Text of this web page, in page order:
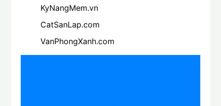
KyNangMem.vn
CatSanLap.com
VanPhongXanh.com